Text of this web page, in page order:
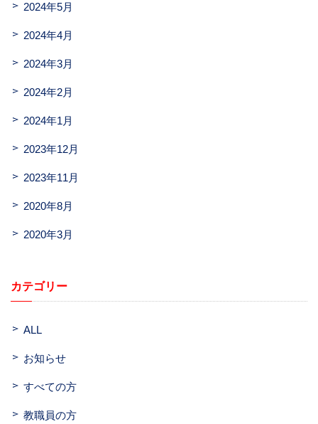
2024年5月
2024年4月
2024年3月
2024年2月
2024年1月
2023年12月
2023年11月
2020年8月
2020年3月
カテゴリー
ALL
お知らせ
すべての方
教職員の方